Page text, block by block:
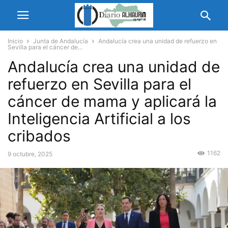
Inicio Junta de Andalucía
Andalucía crea una unidad de refuerzo en
Sevilla para el cáncer de...
Andalucía crea una unidad de
refuerzo en Sevilla para el
cáncer de mama y aplicará la
Inteligencia Artificial a los
cribados
9 octubre, 2025 1162